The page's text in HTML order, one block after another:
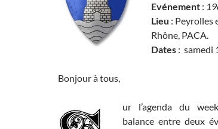
Evénement :
Lieu : Peyrolles
Rhône, PACA.
Dates : samedi
Bonjour à tous,
ur l’agenda du
balance entre deux